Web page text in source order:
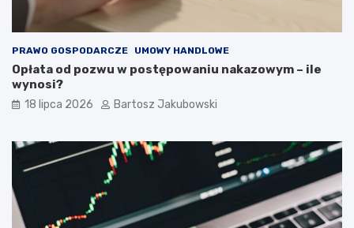
PRAWO GOSPODARCZE UMOWY HANDLOWE
Opłata od pozwu w postępowaniu nakazowym – ile
wynosi?
18 lipca 2026 Bartosz Jakubowski